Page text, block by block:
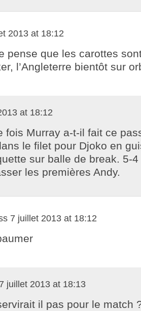
2013 at 18:12
pense que les carottes
l’Angleterre bientôt sur
at 18:12
fois Murray a-t-il fait ce
le filet pour Djoko en
sur balle de break. 5-
les premières Andy.
7 juillet 2013 at 18:12
7 juillet 2013 at 18:13
il pas pour le match